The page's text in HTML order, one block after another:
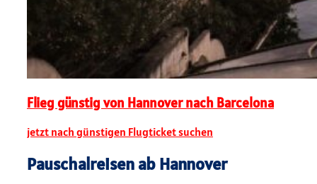
Flieg günstig von Hannover nach Barcelona
jetzt nach günstigen Flugticket suchen
Pauschalreisen ab Hannover